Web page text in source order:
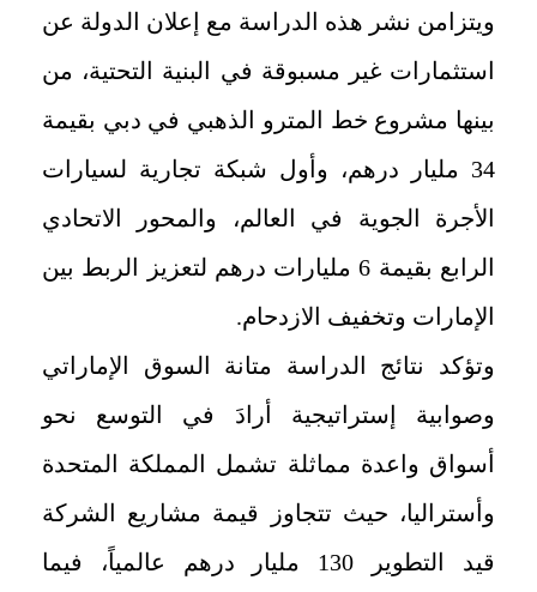
ويتزامن نشر هذه الدراسة مع إعلان الدولة عن
استثمارات غير مسبوقة في البنية التحتية، من
بينها مشروع خط المترو الذهبي في دبي بقيمة
34 مليار درهم، وأول شبكة تجارية لسيارات
الأجرة الجوية في العالم، والمحور الاتحادي
الرابع بقيمة 6 مليارات درهم لتعزيز الربط بين
الإمارات وتخفيف الازدحام.
وتؤكد نتائج الدراسة متانة السوق الإماراتي
وصوابية إستراتيجية أرادَ في التوسع نحو
أسواق واعدة مماثلة تشمل المملكة المتحدة
وأستراليا، حيث تتجاوز قيمة مشاريع الشركة
قيد التطوير 130 مليار درهم عالمياً، فيما